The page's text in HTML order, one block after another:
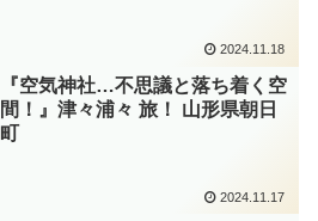
2024.11.18
『空気神社…不思議と落ち着く空
間！』津々浦々 旅！ 山形県朝日
町
2024.11.17